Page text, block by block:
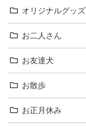
オリジナルグッズ
お二人さん
お友達犬
お散歩
お正月休み